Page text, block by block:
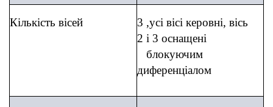
Кількість вісей
3 ,усі вісі керовні, вісь
2 і 3 оснащені
блокуючим
диференціалом